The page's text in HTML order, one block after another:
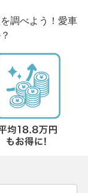
調べよう！愛車